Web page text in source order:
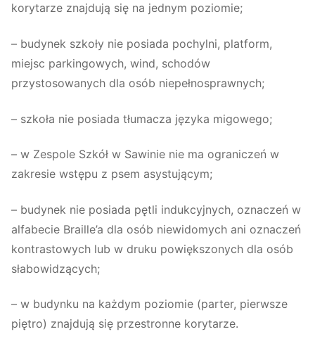
korytarze znajdują się na jednym poziomie;
– budynek szkoły nie posiada pochylni, platform,
miejsc parkingowych, wind, schodów
przystosowanych dla osób niepełnosprawnych;
– szkoła nie posiada tłumacza języka migowego;
– w Zespole Szkół w Sawinie nie ma ograniczeń w
zakresie wstępu z psem asystującym;
– budynek nie posiada pętli indukcyjnych, oznaczeń w
alfabecie Braille’a dla osób niewidomych ani oznaczeń
kontrastowych lub w druku powiększonych dla osób
słabowidzących;
– w budynku na każdym poziomie (parter, pierwsze
piętro) znajdują się przestronne korytarze.